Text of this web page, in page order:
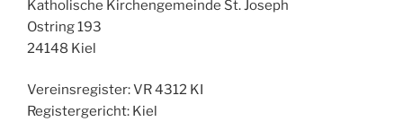
Katholische Kirchengemeinde St. Joseph
Ostring 193
24148 Kiel
Vereinsregister: VR 4312 KI
Registergericht: Kiel